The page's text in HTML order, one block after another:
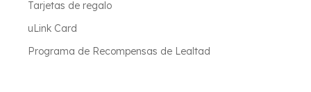
Tarjetas de regalo
uLink Card
Programa de Recompensas de Lealtad